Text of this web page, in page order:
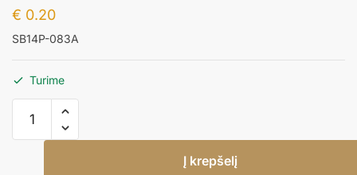
€ 0.20
SB14P-083A
Turime
kiekis:
PASTEL
Į krepšelį